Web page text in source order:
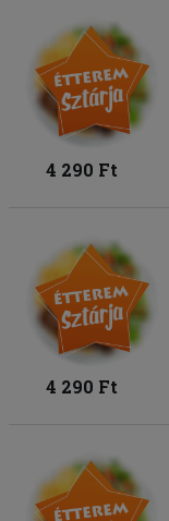
4 290 Ft
4 290 Ft